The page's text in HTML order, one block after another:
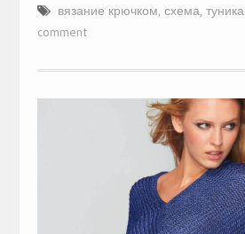
вязание крючком, схема, туника
comment